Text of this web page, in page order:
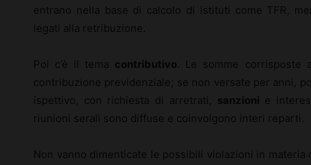
entrano nella base di calcolo di istituti come TFR,
legati alla retribuzione.
Poi c’è il tema contributivo . Le somme
contribuzione previdenziale; se non versate per anni,
ispettivo, con richiesta di arretrati, sanzioni e
riunioni serali sono diffuse e coinvolgono interi reparti.
Non vanno dimenticate le possibili violazioni in materia